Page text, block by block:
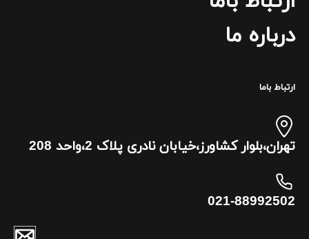
درباره ما
ارتباط باما
تهران،بلوار کشاورز،خیابان نادری پلاک 2،واحد 208
021-88992502